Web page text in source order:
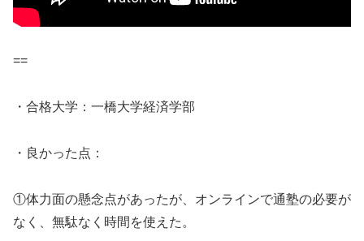
==
・合格大学：一橋大学経済学部
・良かった点：
①体力面の懸念点があったが、オンラインで通塾の必要が
なく、無駄なく時間を使えた。